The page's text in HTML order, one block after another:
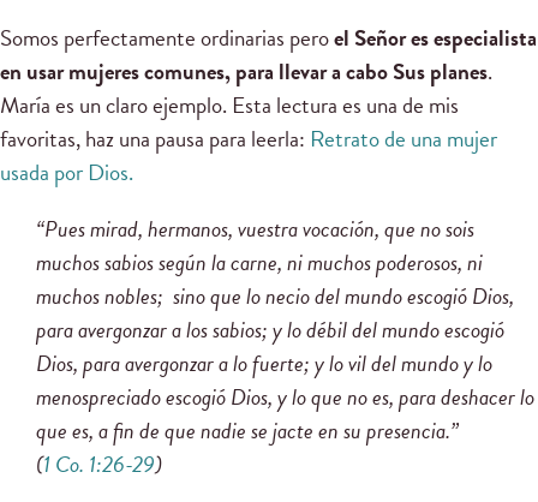
Somos perfectamente ordinarias peroel Señor es especialista
en usar mujeres comunes, para llevar a cabo Sus planes.
María es un claro ejemplo. Esta lectura es una de mis
favoritas, haz una pausa para leerla: Retrato de una mujer
usada por Dios.
“Pues mirad, hermanos, vuestra vocación, que no sois
muchos sabios según la carne, ni muchos poderosos, ni
muchos nobles; sino que lo necio del mundo escogió Dios,
para avergonzar a los sabios; y lo débil del mundo escogió
Dios, para avergonzar a lo fuerte; y lo vil del mundo y lo
menospreciado escogió Dios, y lo que no es, para deshacer lo
que es, a fin de que nadie se jacte en su presencia.”
(1 Co. 1:26-29)